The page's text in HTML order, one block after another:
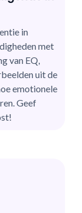
in
met
van EQ,
uit de
emotionele
Geef